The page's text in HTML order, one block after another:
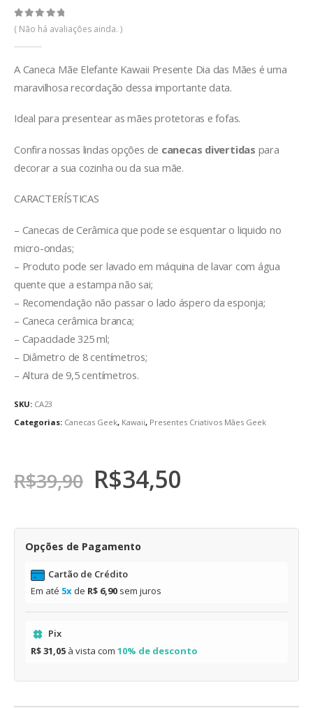
0 de 5
( Não há avaliações ainda. )
A Caneca Mãe Elefante Kawaii Presente Dia das Mães é uma
maravilhosa recordação dessa importante data.
Ideal para presentear as mães protetoras e fofas.
Confira nossas lindas opções de canecas divertidas para
decorar a sua cozinha ou da sua mãe.
CARACTERÍSTICAS
– Canecas de Cerâmica que pode se esquentar o liquido no
micro-ondas;
– Produto pode ser lavado em máquina de lavar com água
quente que a estampa não sai;
– Recomendação não passar o lado áspero da esponja;
– Caneca cerâmica branca;
– Capacidade 325 ml;
– Diâmetro de 8 centímetros;
– Altura de 9,5 centímetros.
SKU: CA23
Categorias: Canecas Geek, Kawaii, Presentes Criativos Mães Geek
R$39,90 R$34,50
Opções de Pagamento
Cartão de Crédito
Em até 5x de R$ 6,90 sem juros
Pix
R$ 31,05 à vista com 10% de desconto